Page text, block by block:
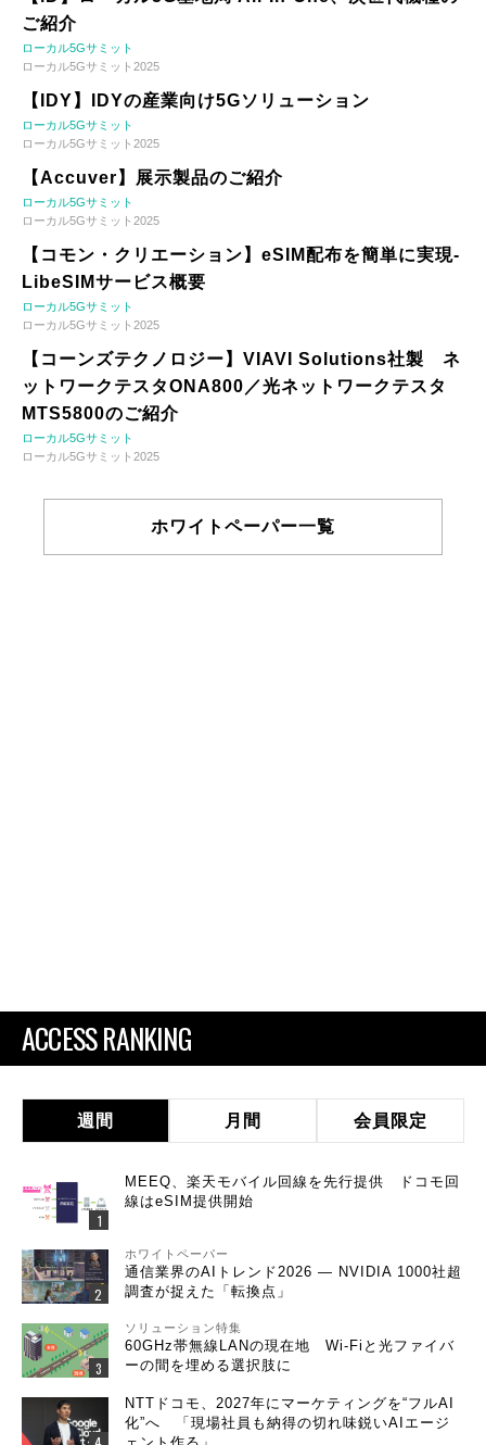
ご紹介
ローカル5Gサミット
ローカル5Gサミット2025
【IDY】IDYの産業向け5Gソリューション
ローカル5Gサミット
ローカル5Gサミット2025
【Accuver】展示製品のご紹介
ローカル5Gサミット
ローカル5Gサミット2025
【コモン・クリエーション】eSIM配布を簡単に実現-
LibeSIMサービス概要
ローカル5Gサミット
ローカル5Gサミット2025
【コーンズテクノロジー】VIAVI Solutions社製 ネ
ットワークテスタONA800／光ネットワークテスタ
MTS5800のご紹介
ローカル5Gサミット
ローカル5Gサミット2025
ホワイトペーパー一覧
ACCESS RANKING
週間 月間 会員限定
MEEQ、楽天モバイル回線を先行提供 ドコモ回
線はeSIM提供開始
ホワイトペーパー
通信業界のAIトレンド2026 ― NVIDIA 1000社超
調査が捉えた「転換点」
ソリューション特集
60GHz帯無線LANの現在地 Wi-Fiと光ファイバ
ーの間を埋める選択肢に
NTTドコモ、2027年にマーケティングを“フルAI
化”へ 「現場社員も納得の切れ味鋭いAIエージ